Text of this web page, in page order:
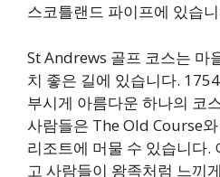
스코틀랜드 파이프에 있습
St Andrews 골프 코스는 마
치 좋은 길에 있습니다.
부시게 아름다운 하나의 코
사람들은 The Old Course
리조트에 머물 수 있습니다.
고 사람들이 왕족처럼 느끼